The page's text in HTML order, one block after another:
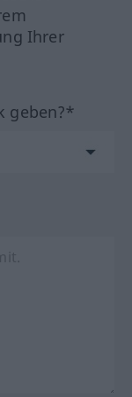
Ihrer
geben?*